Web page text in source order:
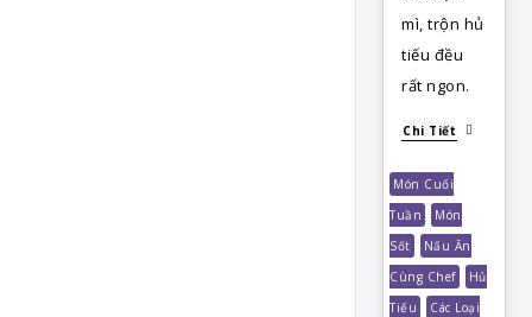
mì, trộn hủ
tiếu đều
rất ngon.
Chi Tiết
Món Cuối
Tuần
Món
Sốt
Nấu Ăn
Cùng Chef
Hủ
Tiếu
Các Loại